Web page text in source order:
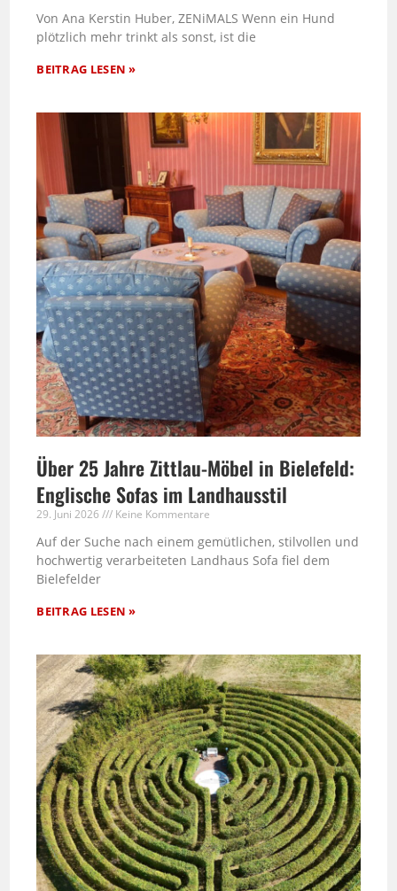
Von Ana Kerstin Huber, ZENiMALS Wenn ein Hund
plötzlich mehr trinkt als sonst, ist die
BEITRAG LESEN »
Über 25 Jahre Zittlau-Möbel in Bielefeld:
Englische Sofas im Landhausstil
29. Juni 2026 Keine Kommentare
Auf der Suche nach einem gemütlichen, stilvollen und
hochwertig verarbeiteten Landhaus Sofa fiel dem
Bielefelder
BEITRAG LESEN »